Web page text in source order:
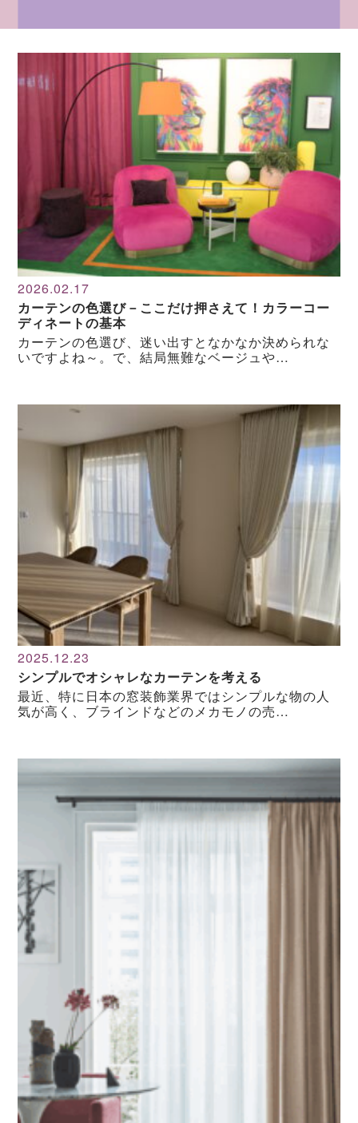
2026.02.17
カーテンの色選び－ここだけ押さえて！カラーコー
ディネートの基本
カーテンの色選び、迷い出すとなかなか決められな
いですよね～。で、結局無難なベージュや…
2025.12.23
シンプルでオシャレなカーテンを考える
最近、特に日本の窓装飾業界ではシンプルな物の人
気が高く、ブラインドなどのメカモノの売…